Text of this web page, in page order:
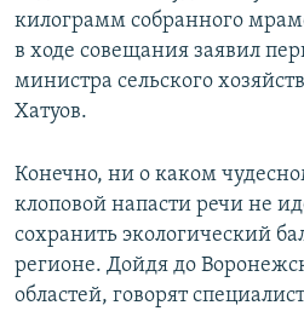
килограмм собранного
в ходе совещания заявил
министра сельского
Хатуов.
Конечно, ни о каком
клоповой напасти речи не
сохранить экологический
регионе. Дойдя до
областей, говорят